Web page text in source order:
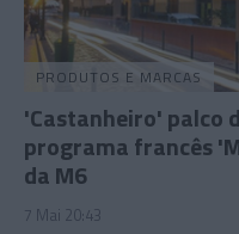
PRODUTOS E MARCAS
'Castanheiro' palco
programa francês
da M6
7 Mai 20:43